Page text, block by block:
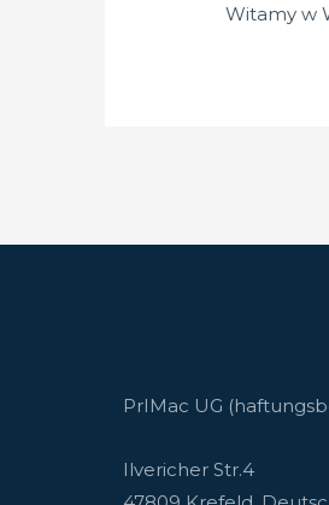
Witamy w
PrIMac UG
Ilvericher Str.4